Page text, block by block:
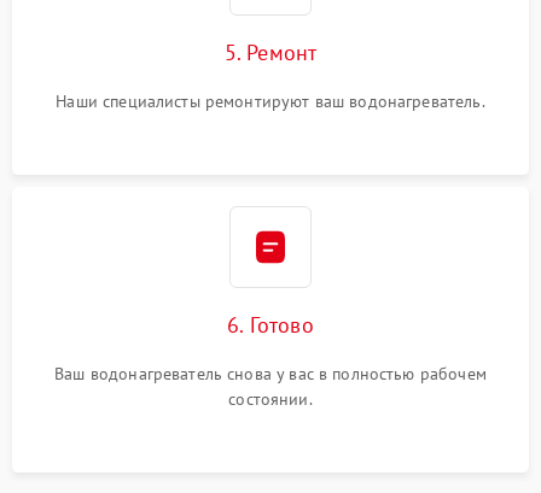
5. Ремонт
Наши специалисты ремонтируют ваш водонагреватель.
6. Готово
Ваш водонагреватель снова у вас в полностью рабочем
состоянии.